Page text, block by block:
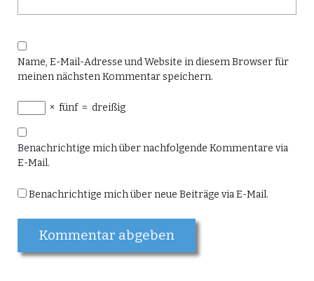
Name, E-Mail-Adresse und Website in diesem Browser für
meinen nächsten Kommentar speichern.
× fünf = dreißig
Benachrichtige mich über nachfolgende Kommentare via
E-Mail.
Benachrichtige mich über neue Beiträge via E-Mail.